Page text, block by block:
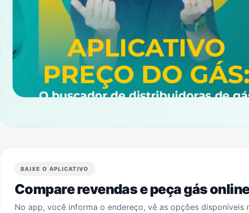
BAIXE O APLICATIVO
Compare revendas e peça gás
No app, você informa o endereço, vê as opções